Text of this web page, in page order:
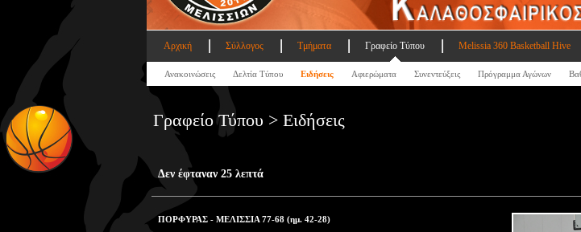
Αρχική Σύλλογος Τμήματα Γραφείο Τύπου Melissia 360 Basketball Hive
Ανακοινώσεις Δελτία Τύπου Ειδήσεις Αφιερώματα Συνεντεύξεις Πρόγραμμα Αγώνων
Γραφείο Τύπου > Ειδήσεις
Δεν έφταναν 25 λεπτά
ΠΟΡΦΥΡΑΣ - ΜΕΛΙΣΣΙΑ 77-68 (ημ. 42-28)